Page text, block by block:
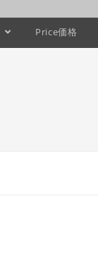
Price価格